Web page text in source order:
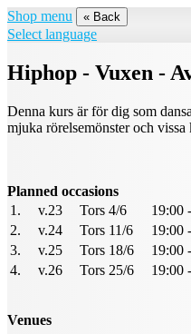
Shop menu « Back
Select language
Hiphop - Vuxen -
Denna kurs är för dig som
mjuka rörelsemönster och
Planned occasions
1.
v.23 Tors 4/6 19:00
2.
v.24 Tors 11/6 19:00
3.
v.25 Tors 18/6 19:00
4.
v.26 Tors 25/6 19:00
Venues